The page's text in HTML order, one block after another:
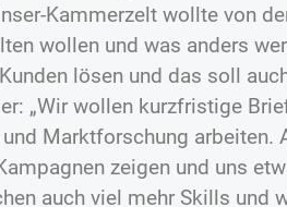
Kammerzelt wollte von
wollen und was anders
lösen und das soll
„Wir wollen kurzfristige
Marktforschung arbeiten.
zeigen und uns
auch viel mehr Skills und